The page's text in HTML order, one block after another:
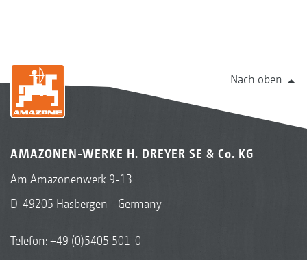
Nach oben
AMAZONEN-WERKE H. DREYER SE & Co. KG
Am Amazonenwerk 9-13
D-49205 Hasbergen - Germany
Telefon:+49 (0)5405 501-0